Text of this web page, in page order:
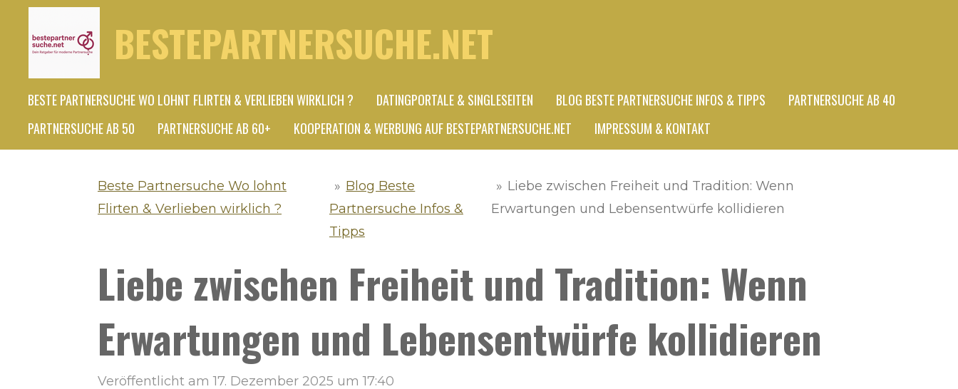
Hauptinhalt
BESTEPARTNERSUCHE.NET
BESTE PARTNERSUCHE WO LOHNT FLIRTEN & VERLIEBEN WIRKLICH ? DATINGPORTALE & SINGLESEITEN BLOG BESTE PARTNERSUCHE INFOS & TIPPS
PARTNERSUCHE AB 40
PARTNERSUCHE AB 50
PARTNERSUCHE AB 60+ KOOPERATION & WERBUNG AUF BESTEPARTNERSUCHE.NET IMPRESSUM & KONTAKT
Beste Partnersuche Wo lohnt
Flirten & Verlieben wirklich ?
» Blog Beste
Partnersuche Infos &
Tipps
» Liebe zwischen Freiheit und Tradition: Wenn
Erwartungen und Lebensentwürfe kollidieren
Liebe zwischen Freiheit und Tradition: Wenn
Erwartungen und Lebensentwürfe kollidieren
Veröffentlicht am 17. Dezember 2025 um 17:40